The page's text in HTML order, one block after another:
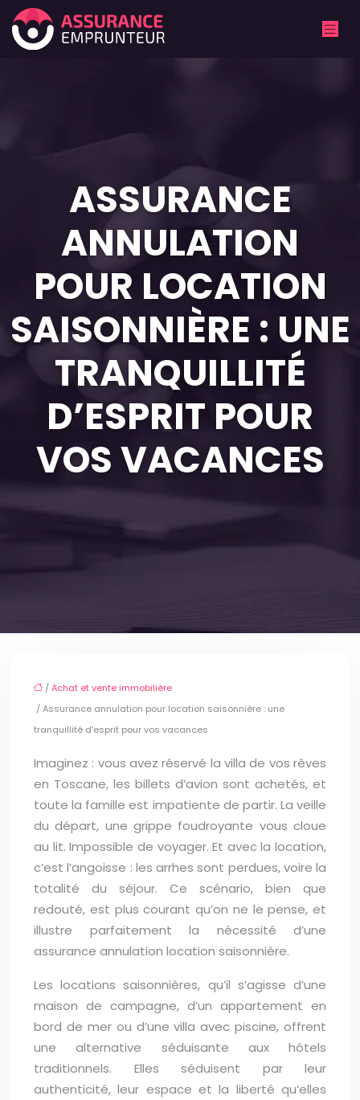
ASSURANCE
ANNULATION
POUR LOCATION
SAISONNIÈRE : UNE
TRANQUILLITÉ
D’ESPRIT POUR
VOS VACANCES
/Achat et vente immobilière
/ Assurance annulation pour location saisonnière : une
tranquillité d’esprit pour vos vacances
Imaginez : vous avez réservé la villa de vos rêves
en Toscane, les billets d’avion sont achetés, et
toute la famille est impatiente de partir. La veille
du départ, une grippe foudroyante vous cloue
au lit. Impossible de voyager. Et avec la location,
c’est l’angoisse : les arrhes sont perdues, voire la
totalité du séjour. Ce scénario, bien que
redouté, est plus courant qu’on ne le pense, et
illustre parfaitement la nécessité d’une
assurance annulation location saisonnière.
Les locations saisonnières, qu’il s’agisse d’une
maison de campagne, d’un appartement en
bord de mer ou d’une villa avec piscine, offrent
une alternative séduisante aux hôtels
traditionnels. Elles séduisent par leur
authenticité, leur espace et la liberté qu’elles